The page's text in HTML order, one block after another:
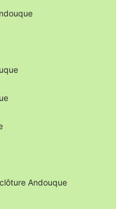
Andouque